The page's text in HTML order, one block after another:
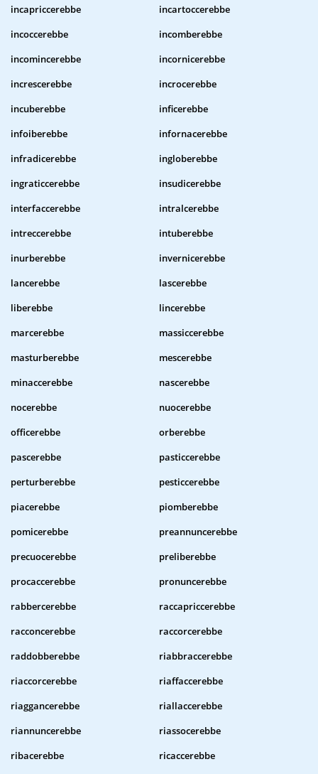
incapriccerebbe
incartoccerebbe
incoccerebbe
incomberebbe
incomincerebbe
incornicerebbe
increscerebbe
incrocerebbe
incuberebbe
inficerebbe
infoiberebbe
infornacerebbe
infradicerebbe
ingloberebbe
ingraticcerebbe
insudicerebbe
interfaccerebbe
intralcerebbe
intreccerebbe
intuberebbe
inurberebbe
invernicerebbe
lancerebbe
lascerebbe
liberebbe
lincerebbe
marcerebbe
massiccerebbe
masturberebbe
mescerebbe
minaccerebbe
nascerebbe
nocerebbe
nuocerebbe
officerebbe
orberebbe
pascerebbe
pasticcerebbe
perturberebbe
pesticcerebbe
piacerebbe
piomberebbe
pomicerebbe
preannuncerebbe
precuocerebbe
preliberebbe
procaccerebbe
pronuncerebbe
rabbercerebbe
raccapriccerebbe
racconcerebbe
raccorcerebbe
raddobberebbe
riabbraccerebbe
riaccorcerebbe
riaffaccerebbe
riaggancerebbe
riallaccerebbe
riannuncerebbe
riassocerebbe
ribacerebbe
ricaccerebbe